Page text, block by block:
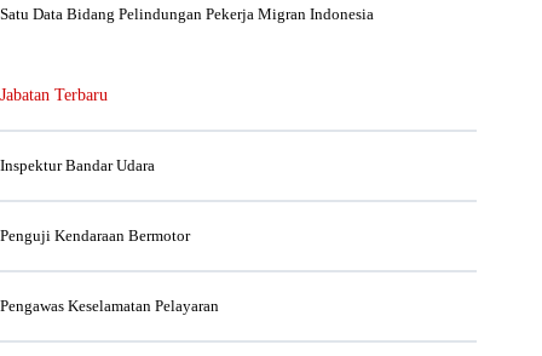
Satu Data Bidang Pelindungan Pekerja Migran Indonesia
Jabatan Terbaru
Inspektur Bandar Udara
Penguji Kendaraan Bermotor
Pengawas Keselamatan Pelayaran